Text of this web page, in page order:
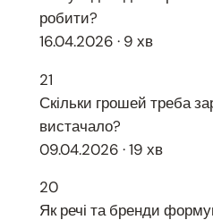
робити?
16.04.2026 · 9 хв
21
Скільки грошей треба
вистачало?
09.04.2026 · 19 хв
20
Як речі та бренди